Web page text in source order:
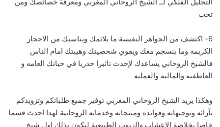
تحب
6- اكتشف من الجواهر النفيسة ما يلائمك ويناسبك من الاحجار
الكريمة وما ينسجم معك ويقوي شخصيتك وهيبتك امام الناس
فالشيخ الروحاني يساعدك لإحدث تاثيرا جدريا في حياتك العامه و
العاطفيه والماليه والعمليه
وهكذا يريد الشيخ الروحاني المغربي توفير جميع طلباتكم وتزويدكم
بآرائه وتوجيهاته وفوائده ومنتجاته وخدماته الروحانية لهذا احدث قسما
خاصا بخلاصة الاعشاب والزيوت الطبيعية ليكون بذلك اول شيخ